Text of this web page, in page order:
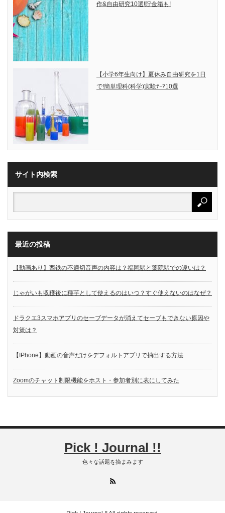
作&自由研究10選!貯金箱も!
【小学6年生向け】夏休み自由研究を1日
で!簡単理科(科学)実験ﾃｰﾏ10選
サイト内検索
最近の投稿
【動画あり】西鉄の不適切音声の内容は？福岡駅と薬院駅での違いは？
じゃがいも収穫後に種芋として使えるのはいつ？すぐ使えないのはなぜ？
ドラクエ3スマホアプリのセーブデータが消えてセーブもできない原因や
対策は？
【IPhone】動画の音声だけをデフォルトアプリで抽出する方法
Zoomのチャット制限機能をホスト・参加者別に表にしてみた
Pick ! Journal !!
色々な話題を摘まみます